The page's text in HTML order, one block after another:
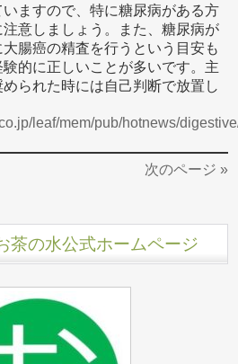
ますので、特に糖尿病がある方
意しましょう。また、糖尿病が
腸癌の精査を行うという目安も
的に正しいことが多いです。主
られた時には自己判断で放置し
leaf/mem/pub/hotnews/
次のページ »
茶の水公式ホームページ